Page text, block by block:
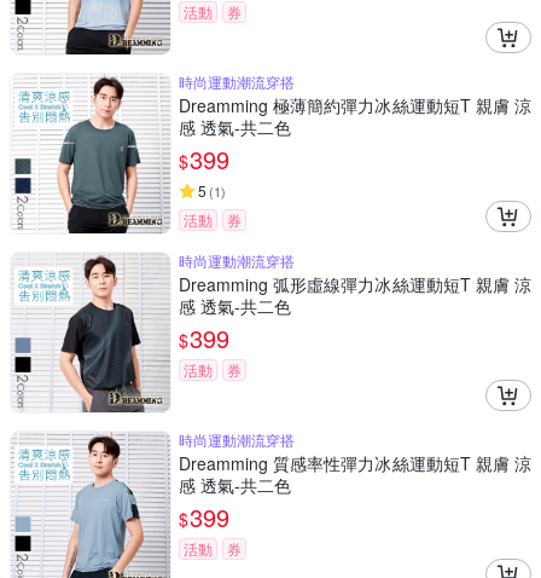
活動 券
時尚運動潮流穿搭
Dreamming 極薄簡約彈力冰絲運動短T 親膚 涼
感 透氣-共二色
$399
5 (1)
活動
券
時尚運動潮流穿搭
Dreamming 弧形虛線彈力冰絲運動短T 親膚 涼
感 透氣-共二色
$399
活動 券
時尚運動潮流穿搭
Dreamming 質感率性彈力冰絲運動短T 親膚 涼
感 透氣-共二色
$399
活動 券